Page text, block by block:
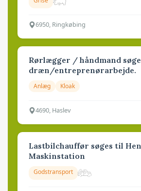
6950, Ringkøbing
Rørlægger / håndmand
dræn/entreprenørarbejde.
Anlæg Kloak
4690, Haslev
Lastbilchauffør søges til
Maskinstation
Godstransport